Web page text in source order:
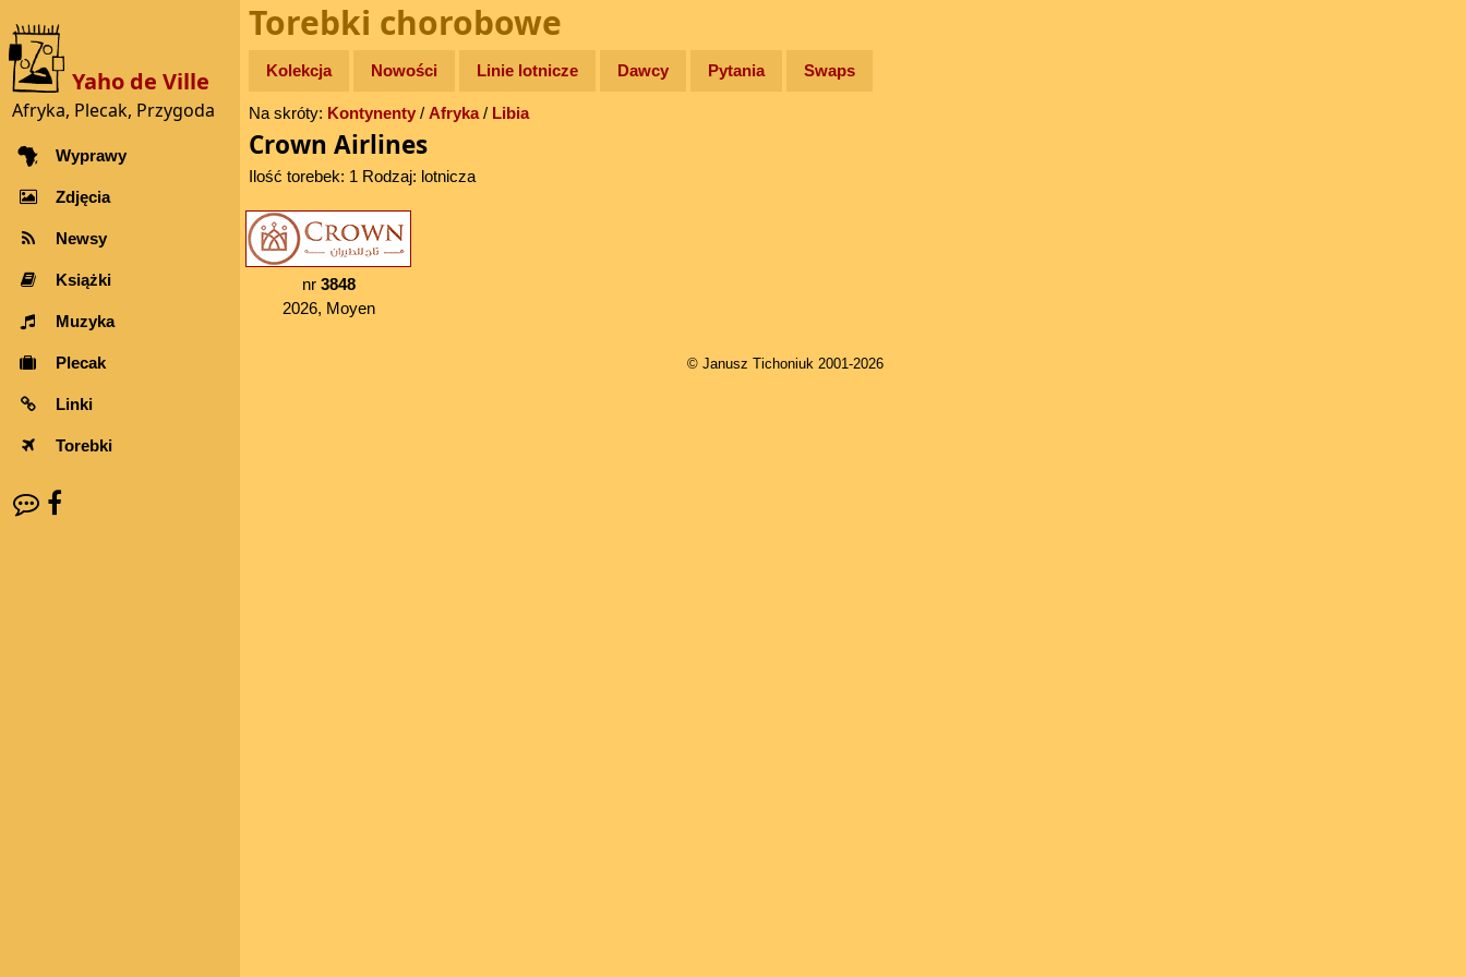
Yaho de Ville
Afryka, Plecak, Przygoda
Wyprawy
Zdjęcia
Newsy
Książki
Muzyka
Plecak
Linki
Torebki
Torebki chorobowe
Kolekcja Nowości Linie lotnicze Dawcy Pytania Swaps
Na skróty: Kontynenty/ Afryka/ Libia
Crown Airlines
Ilość torebek: 1 Rodzaj: lotnicza
nr 3848
2026, Moyen
© Janusz Tichoniuk 2001-2026